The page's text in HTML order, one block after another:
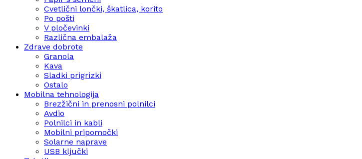
Cvetlični lončki, škatlica, korito
Po pošti
V pločevinki
Različna embalaža
Zdrave dobrote
Granola
Kava
Sladki prigrizki
Ostalo
Mobilna tehnologija
Brezžični in prenosni polnilci
Avdio
Polnilci in kabli
Mobilni pripomočki
Solarne naprave
USB ključki